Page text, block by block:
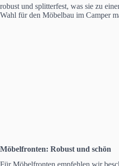
robust und splitterfest, was sie zu
Wahl für den Möbelbau im Camper
Möbelfronten: Robust und schön
Für Möbelfronten empfehlen wir